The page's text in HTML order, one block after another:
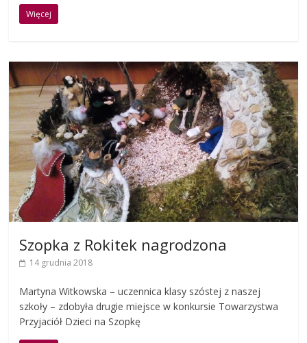
Więcej
Szopka z Rokitek nagrodzona
14 grudnia 2018
Martyna Witkowska – uczennica klasy szóstej z naszej
szkoły – zdobyła drugie miejsce w konkursie Towarzystwa
Przyjaciół Dzieci na Szopkę